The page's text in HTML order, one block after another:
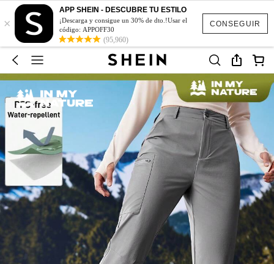
CONSEGUIR
×
APP SHEIN - DESCUBRE TU ESTILO
¡Descarga y consigue un 30% de dto.!Usar el
código: APPOFF30
(95,960)